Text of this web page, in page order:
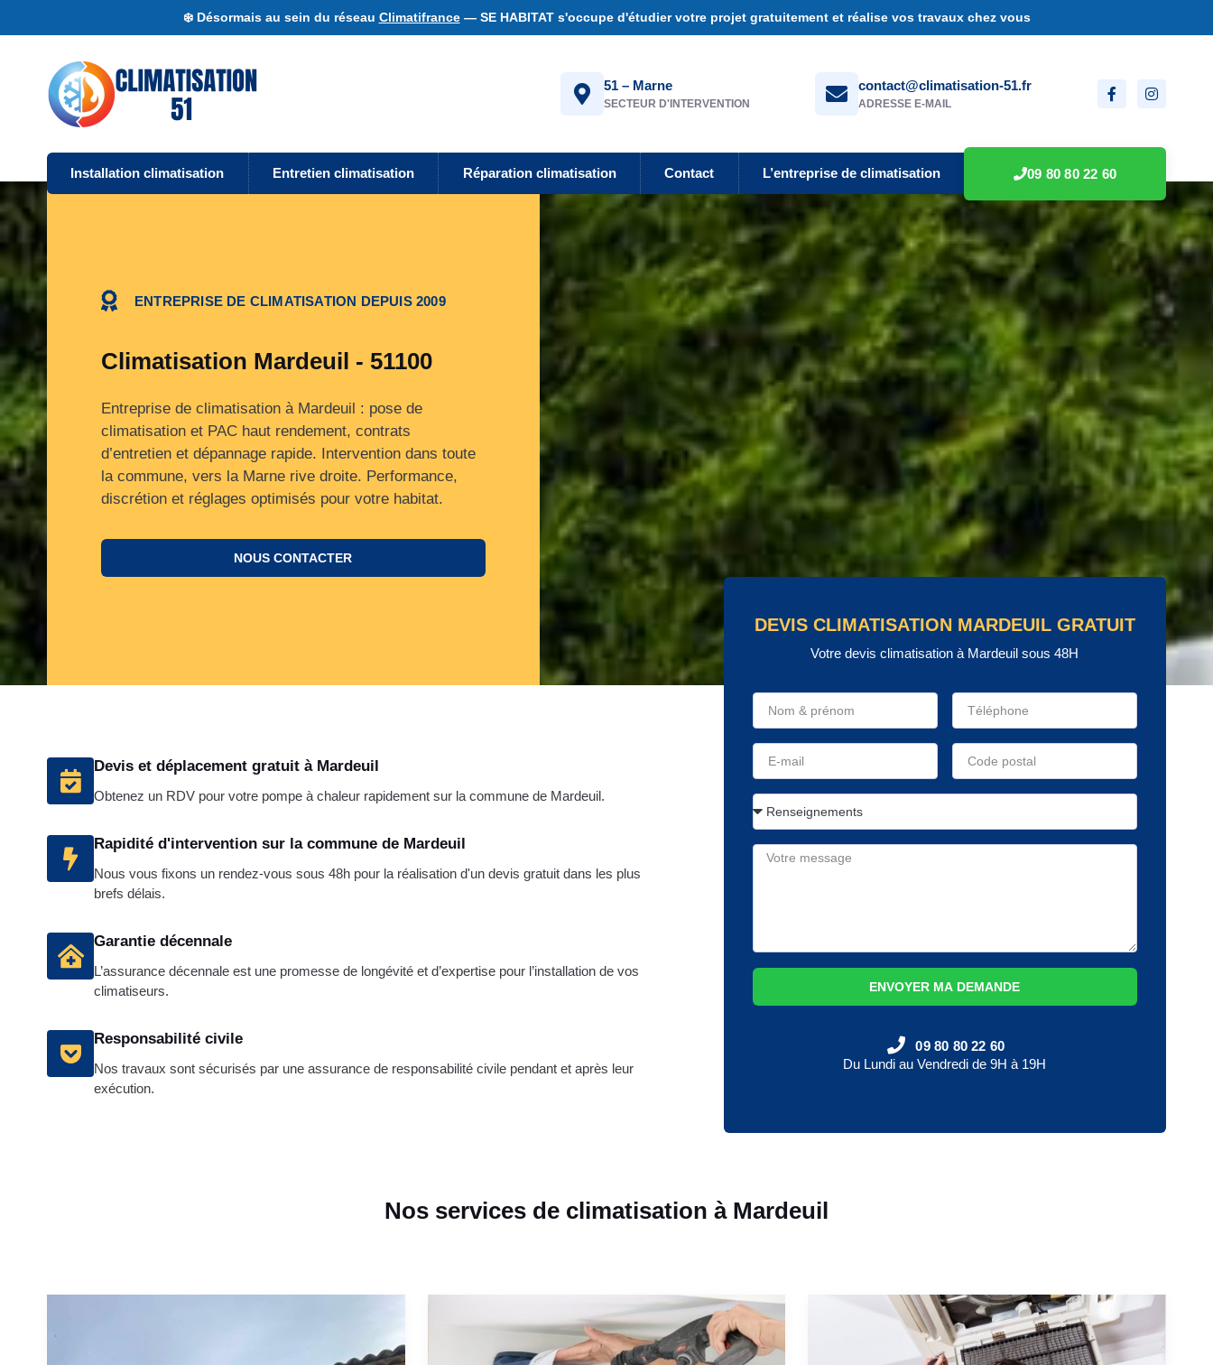
❄️ Désormais au sein du réseau Climatifrance— SE HABITAT s'occupe d'étudier votre projet gratuitement et réalise vos travaux chez vous
51 – Marne
SECTEUR D'INTERVENTION
contact@climatisation-51.fr
ADRESSE E-MAIL
Installation climatisation Entretien climatisation Réparation climatisation Contact L’entreprise de climatisation 09 80 80 22 60
ENTREPRISE DE CLIMATISATION DEPUIS 2009
Climatisation Mardeuil - 51100
Entreprise de climatisation à Mardeuil : pose de
climatisation et PAC haut rendement, contrats
d’entretien et dépannage rapide. Intervention dans toute
la commune, vers la Marne rive droite. Performance,
discrétion et réglages optimisés pour votre habitat.
NOUS CONTACTER
Devis et déplacement gratuit à Mardeuil
Obtenez un RDV pour votre pompe à chaleur rapidement sur la commune de Mardeuil.
Rapidité d'intervention sur la commune de Mardeuil
Nous vous fixons un rendez-vous sous 48h pour la réalisation d'un devis gratuit dans les plus
brefs délais.
Garantie décennale
L’assurance décennale est une promesse de longévité et d’expertise pour l’installation de vos
climatiseurs.
Responsabilité civile
Nos travaux sont sécurisés par une assurance de responsabilité civile pendant et après leur
exécution.
DEVIS CLIMATISATION MARDEUIL GRATUIT
Votre devis climatisation à Mardeuil sous 48H
ENVOYER MA DEMANDE
09 80 80 22 60
Du Lundi au Vendredi de 9H à 19H
Nos services de climatisation à Mardeuil